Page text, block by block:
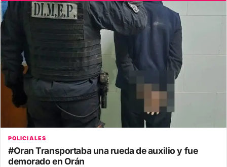
POLICIALES
#Oran Transportaba una rueda de auxilio y fue
demorado en Orán